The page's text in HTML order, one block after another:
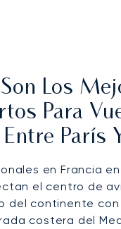
Los
Para
Entre París
en Francia
el centro de
del continente con
costera del